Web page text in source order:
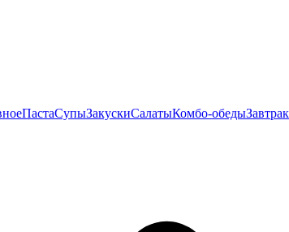
ПастаСупыЗакускиСалатыКомбо-обеды